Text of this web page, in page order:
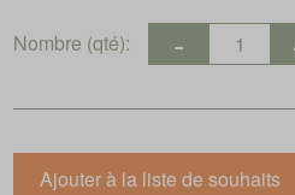
Nombre (qté):